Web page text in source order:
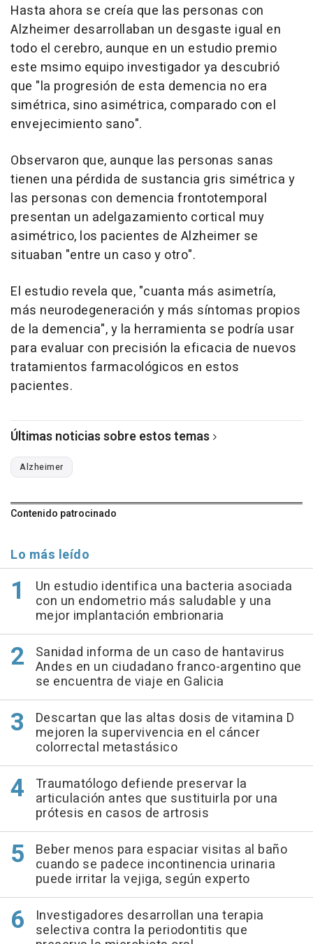
Hasta ahora se creía que las personas con
Alzheimer desarrollaban un desgaste igual en
todo el cerebro, aunque en un estudio premio
este msimo equipo investigador ya descubrió
que "la progresión de esta demencia no era
simétrica, sino asimétrica, comparado con el
envejecimiento sano".
Observaron que, aunque las personas sanas
tienen una pérdida de sustancia gris simétrica y
las personas con demencia frontotemporal
presentan un adelgazamiento cortical muy
asimétrico, los pacientes de Alzheimer se
situaban "entre un caso y otro".
El estudio revela que, "cuanta más asimetría,
más neurodegeneración y más síntomas propios
de la demencia", y la herramienta se podría usar
para evaluar con precisión la eficacia de nuevos
tratamientos farmacológicos en estos
pacientes.
Últimas noticias sobre estos temas
Alzheimer
Contenido patrocinado
Lo más leído
Un estudio identifica una bacteria asociada
con un endometrio más saludable y una
mejor implantación embrionaria
Sanidad informa de un caso de hantavirus
Andes en un ciudadano franco-argentino que
se encuentra de viaje en Galicia
Descartan que las altas dosis de vitamina D
mejoren la supervivencia en el cáncer
colorrectal metastásico
Traumatólogo defiende preservar la
articulación antes que sustituirla por una
prótesis en casos de artrosis
Beber menos para espaciar visitas al baño
cuando se padece incontinencia urinaria
puede irritar la vejiga, según experto
Investigadores desarrollan una terapia
selectiva contra la periodontitis que